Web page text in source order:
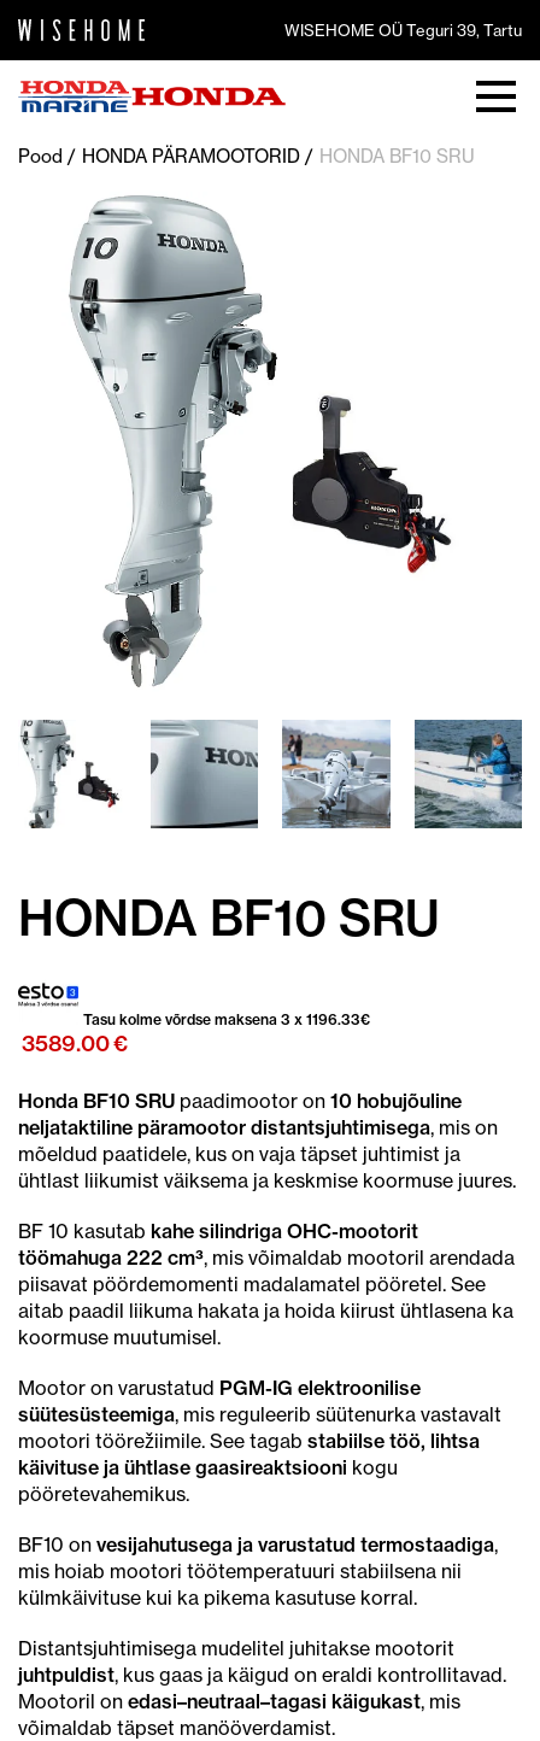
WISEHOME OÜ Teguri 39, Tartu
Pood HONDA PÄRAMOOTORID HONDA BF10 SRU
HONDA BF10 SRU
Tasu kolme võrdse maksena 3 x 1196.33€
3589.00€
Honda BF10 SRU paadimootor on 10 hobujõuline
neljataktiline päramootor distantsjuhtimisega, mis on
mõeldud paatidele, kus on vaja täpset juhtimist ja
ühtlast liikumist väiksema ja keskmise koormuse juures.
BF 10 kasutab kahe silindriga OHC-mootorit
töömahuga 222 cm³, mis võimaldab mootoril arendada
piisavat pöördemomenti madalamatel pööretel. See
aitab paadil liikuma hakata ja hoida kiirust ühtlasena ka
koormuse muutumisel.
Mootor on varustatud PGM-IG elektroonilise
süütesüsteemiga, mis reguleerib süütenurka vastavalt
mootori töörežiimile. See tagab stabiilse töö, lihtsa
käivituse ja ühtlase gaasireaktsiooni kogu
pööretevahemikus.
BF10 on vesijahutusega ja varustatud termostaadiga,
mis hoiab mootori töötemperatuuri stabiilsena nii
külmkäivituse kui ka pikema kasutuse korral.
Distantsjuhtimisega mudelitel juhitakse mootorit
juhtpuldist, kus gaas ja käigud on eraldi kontrollitavad.
Mootoril on edasi–neutraal–tagasi käigukast, mis
võimaldab täpset manööverdamist.